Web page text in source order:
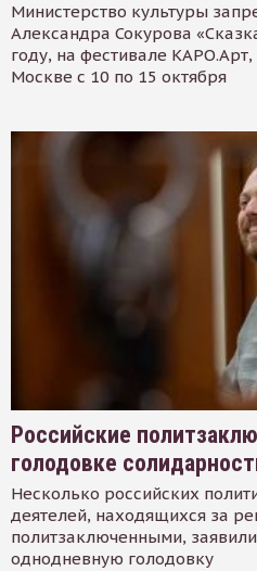
Министерство культуры
Александра Сокурова
году, на фестивале
Москве с 10 по 15 октября
Российские
голодовке
Несколько российских
деятелей, находящихся за
политзаключенными,
однодневную голодовку